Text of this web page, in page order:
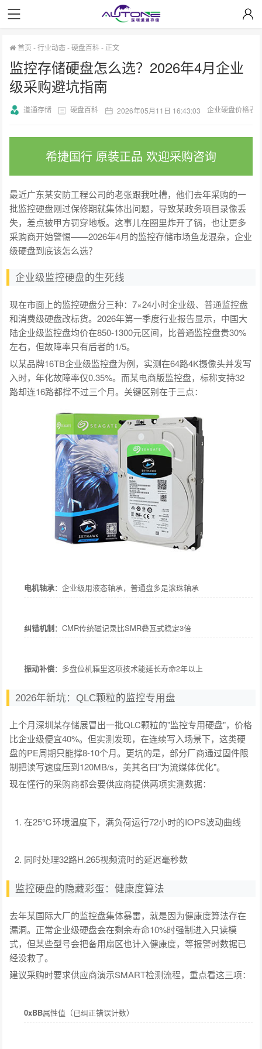
首页 -行业动态-硬盘百科- 正文
监控存储硬盘怎么选？2026年4月企业
级采购避坑指南
道通存储 硬盘百科 2026年05月11日 16:43:03 企业硬盘价格表
希捷国行 原装正品 欢迎采购咨询
最近广东某安防工程公司的老张跟我吐槽，他们去年采购的一
批监控硬盘刚过保修期就集体出问题，导致某政务项目录像丢
失，差点被甲方罚穿地板。这事儿在圈里炸开了锅，也让更多
采购商开始警惕——2026年4月的监控存储市场鱼龙混杂，企业
级硬盘到底该怎么选？
企业级监控硬盘的生死线
现在市面上的监控硬盘分三种：7×24小时企业级、普通监控盘
和消费级硬盘改标货。2026年第一季度行业报告显示，中国大
陆企业级监控盘均价在850-1300元区间，比普通监控盘贵30%
左右，但故障率只有后者的1/5。
以某品牌16TB企业级监控盘为例，实测在64路4K摄像头并发写
入时，年化故障率仅0.35%。而某电商版监控盘，标称支持32
路却连16路都撑不过三个月。关键区别在于三点：
电机轴承：企业级用液态轴承，普通盘多是滚珠轴承
纠错机制：CMR传统磁记录比SMR叠瓦式稳定3倍
振动补偿：多盘位机箱里这项技术能延长寿命2年以上
2026年新坑：QLC颗粒的监控专用盘
上个月深圳某存储展冒出一批QLC颗粒的"监控专用硬盘"，价格
比企业级便宜40%。但实测发现，在连续写入场景下，这类硬
盘的PE周期只能撑8-10个月。更坑的是，部分厂商通过固件限
制把读写速度压到120MB/s，美其名曰"为流媒体优化"。
现在懂行的采购商都会要供应商提供两项实测数据：
在25℃环境温度下，满负荷运行72小时的IOPS波动曲线
同时处理32路H.265视频流时的延迟毫秒数
监控硬盘的隐藏彩蛋：健康度算法
去年某国际大厂的监控盘集体暴雷，就是因为健康度算法存在
漏洞。正常企业级硬盘会在剩余寿命10%时强制进入只读模
式，但某些型号会把备用扇区也计入健康度，等报警时数据已
经没救了。
建议采购时要求供应商演示SMART检测流程，重点看这三项：
0xBB属性值（已纠正错误计数）